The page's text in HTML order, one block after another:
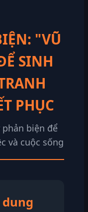
"VŨ
SINH
PHỤC
phản biện để
và cuộc sống
dung